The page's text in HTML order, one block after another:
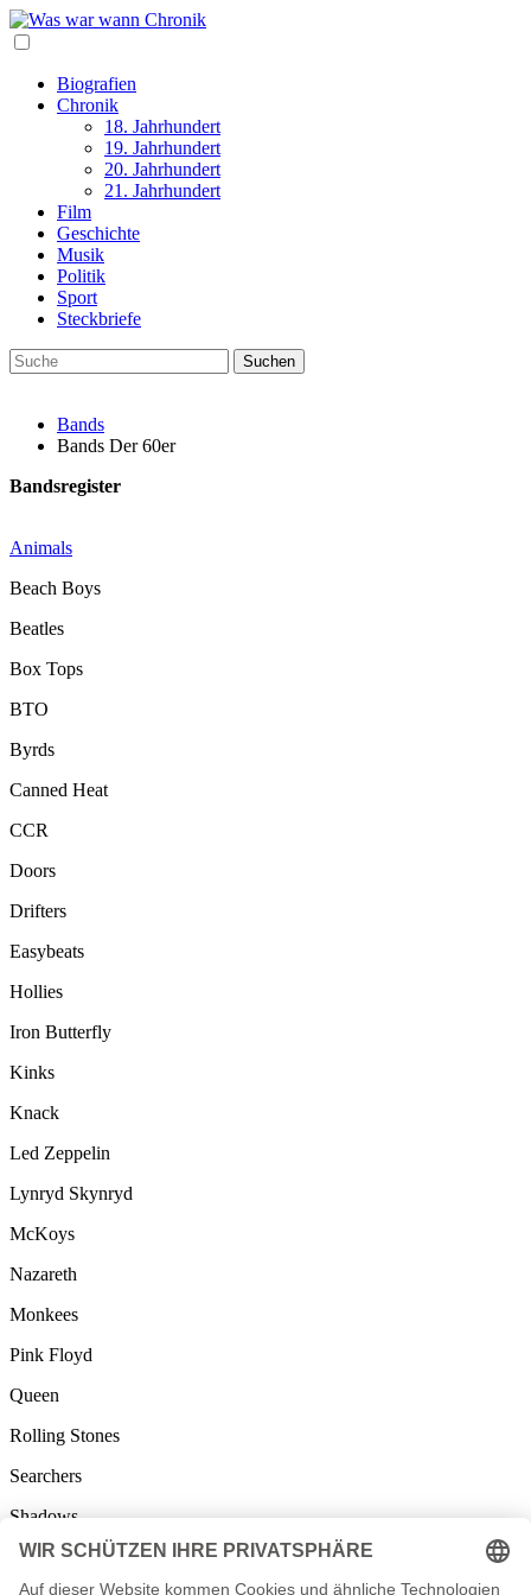
Biografien
Chronik
18. Jahrhundert
19. Jahrhundert
20. Jahrhundert
21. Jahrhundert
Film
Geschichte
Musik
Politik
Sport
Steckbriefe
Bands
Bands Der 60er
Bandsregister
Animals
Beach Boys
Beatles
Box Tops
BTO
Byrds
Canned Heat
CCR
Doors
Drifters
Easybeats
Hollies
Iron Butterfly
Kinks
Knack
Led Zeppelin
Lynryd Skynryd
McKoys
Nazareth
Monkees
Pink Floyd
Queen
Rolling Stones
Searchers
Shadows
Small Faces